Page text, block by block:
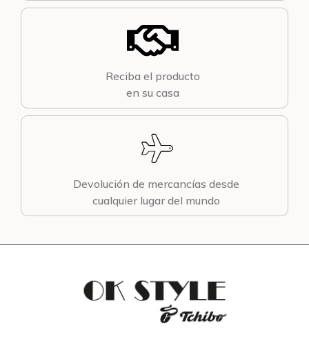
Reciba el producto
en su casa
Devolución de mercancías desde
cualquier lugar del mundo